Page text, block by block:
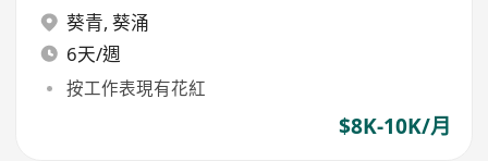
葵青, 葵涌
6天/週
按工作表現有花紅
$8K-10K/月